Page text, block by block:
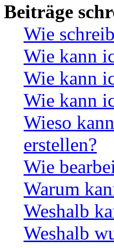
Beiträge
Wie
Wie kann
Wie kann
Wie kann
Wieso
erstellen?
Wie
Warum
Weshalb
Weshalb